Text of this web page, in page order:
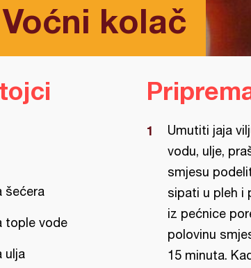
Voćni kolač
šećera
tople vode
ulja
Umutiti jaja
vodu, ulje,
smjesu
sipati u pleh i
iz pećnice
polovinu
15 minuta.